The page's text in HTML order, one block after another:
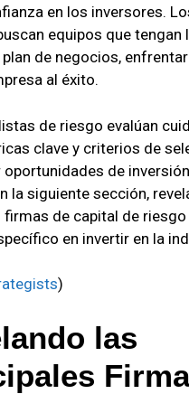
en los inversores.
equipos que tengan
de negocios,
al éxito.
de riesgo evalúan
clave y criterios de
de
la siguiente sección,
firmas de capital de riesgo
en invertir en la
)
las